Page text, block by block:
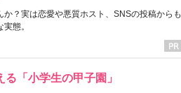
か？実は恋愛や悪質ホスト、SNSの投稿からも
態。
「小学生の甲子園」